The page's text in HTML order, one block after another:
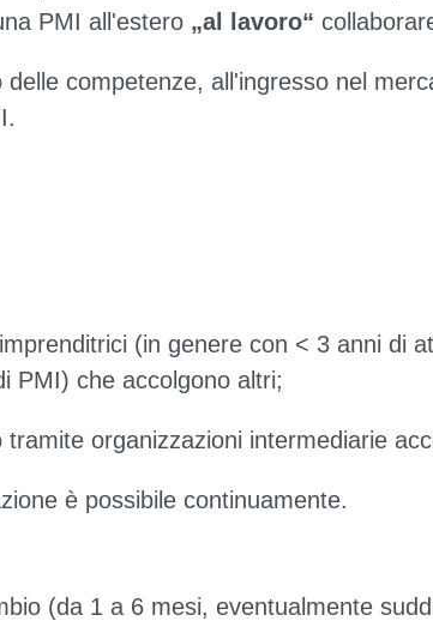
PMI all'estero „al lavoro“
competenze, all'ingresso nel
(in genere con < 3 anni di
PMI) che accolgono altri;
organizzazioni intermediarie
è possibile continuamente.
(da 1 a 6 mesi, eventualmente